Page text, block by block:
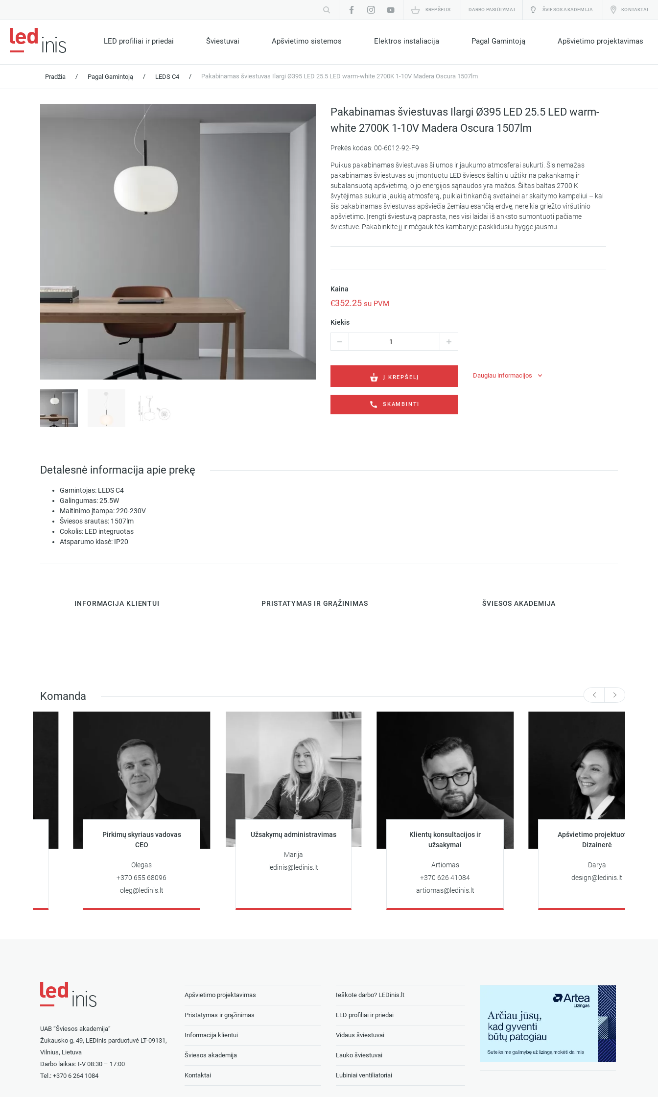
KREPŠELIS DARBO PASIŪLYMAI ŠVIESOS AKADEMIJA KONTAKTAI
LED profiliai ir priedai Šviestuvai Apšvietimo sistemos Elektros instaliacija Pagal Gamintoją Apšvietimo projektavimas
Pradžia / Pagal Gamintoją / LEDS C4 / Pakabinamas šviestuvas Ilargi Ø395 LED 25.5 LED warm-white 2700K 1-10V Madera Oscura 1507lm
Pakabinamas šviestuvas Ilargi Ø395 LED 25.5 LED warm-
white 2700K 1-10V Madera Oscura 1507lm
Prekės kodas: 00-6012-92-F9
Puikus pakabinamas šviestuvas šilumos ir jaukumo atmosferai sukurti. Šis nemažas
pakabinamas šviestuvas su įmontuotu LED šviesos šaltiniu užtikrina pakankamą ir
subalansuotą apšvietimą, o jo energijos sąnaudos yra mažos. Šiltas baltas 2700 K
švytėjimas sukuria jaukią atmosferą, puikiai tinkančią svetainei ar skaitymo kampeliui – kai
šis pakabinamas šviestuvas apšviečia žemiau esančią erdvę, nereikia griežto viršutinio
apšvietimo. Įrengti šviestuvą paprasta, nes visi laidai iš anksto sumontuoti pačiame
šviestuve. Pakabinkite jį ir mėgaukitės kambaryje pasklidusiu hygge jausmu.
Kaina
€352.25 su PVM
Kiekis
šviestuvas
Ø395
10V
Į KREPŠELĮ Daugiau informacijos
SKAMBINTI
Detalesnė informacija apie prekę
Gamintojas: LEDS C4
Galingumas:25.5W
Maitinimo įtampa:220-230V
Šviesos srautas: 1507lm
Cokolis: LED integruotas
Atsparumo klasė: IP20
INFORMACIJA KLIENTUI PRISTATYMAS IR GRĄŽINIMAS ŠVIESOS AKADEMIJA
Komanda
Pirkimų skyriaus vadovas
Olegas
+370 655 68096
oleg@ledinis.lt
Užsakymų administravimas
Marija
ledinis@ledinis.lt
Klientų konsultacijos ir
užsakymai
Artiomas
+370 626 41084
artiomas@ledinis.lt
Apšvietimo projektuotoja
Dizainerė
Darya
design@ledinis.lt
UAB “Šviesos akademija”
Žukausko g. 49, LEDinis parduotuvė LT-09131,
Vilnius, Lietuva
Darbo laikas: I-V 08:30 – 17:00
Tel.: +370 6 264 1084
Apšvietimo projektavimas
Pristatymas ir grąžinimas
Informacija klientui
Šviesos akademija
Kontaktai
Ieškote darbo? LEDinis.lt
LED profiliai ir priedai
Vidaus šviestuvai
Lauko šviestuvai
Lubiniai ventiliatoriai